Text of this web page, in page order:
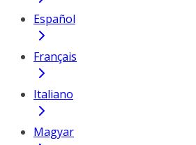
Español
Français
Italiano
Magyar